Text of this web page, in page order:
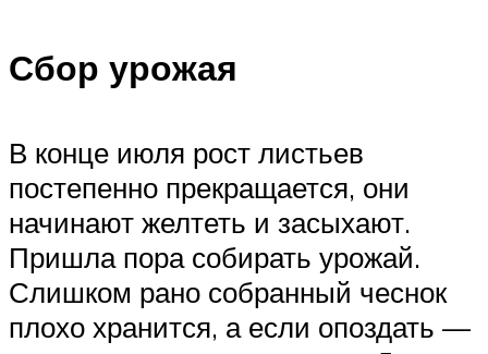
Сбор урожая
В конце июля рост листьев
постепенно прекращается, они
начинают желтеть и засыхают.
Пришла пора собирать урожай.
Слишком рано собранный чеснок
плохо хранится, а если опоздать —